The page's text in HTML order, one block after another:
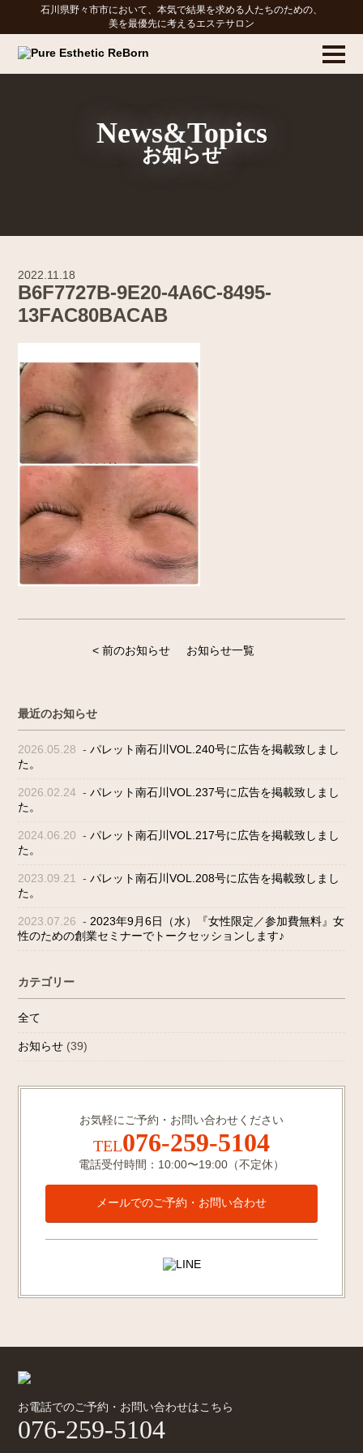
石川県野々市市において、本気で結果を求める人たちのための、
美を最優先に考えるエステサロン
News&Topics
お知らせ
2022.11.18
B6F7727B-9E20-4A6C-8495-
13FAC80BACAB
< 前のお知らせ お知らせ一覧
最近のお知らせ
2026.05.28 -パレット南石川VOL.240号に広告を掲載致しまし
た。
2026.02.24 -パレット南石川VOL.237号に広告を掲載致しまし
た。
2024.06.20 -パレット南石川VOL.217号に広告を掲載致しまし
た。
2023.09.21 -パレット南石川VOL.208号に広告を掲載致しまし
た。
2023.07.26 -2023年9月6日（水）『女性限定／参加費無料』女
性のための創業セミナーでトークセッションします♪
カテゴリー
全て
お知らせ (39)
お気軽にご予約・お問い合わせください
TEL076-259-5104
電話受付時間：10:00〜19:00（不定休）
メールでのご予約・お問い合わせ
お電話でのご予約・お問い合わせはこちら
076-259-5104